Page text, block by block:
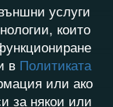
услуги
които
в Политиката
или ако
за някои или